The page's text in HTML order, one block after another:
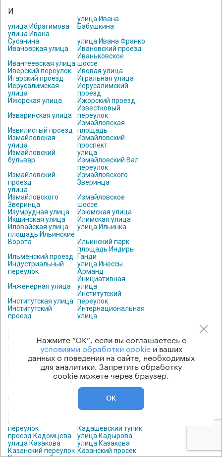
И
улица Ибрагимова
улица Ивана
Бабушкина
улица Ивана
Сусанина
улица Ивана Франко
Ивановская улица
Ивановский проезд
Ивантеевская улица
Иваньковское
шоссе
Иверский переулок
Ивовая улица
Игарский проезд
Игральная улица
Иерусалимская
улица
Иерусалимский
проезд
Ижорская улица
Ижорский проезд
Изваринская улица
Известковый
переулок
Извилистый проезд
Измайловская
площадь
Измайловская
улица
Измайловский
проспект
Измайловский
бульвар
улица
Измайловский Вал
Измайловский
проезд
переулок
Измайловского
Зверинца
улица
Измайловского
Зверинца
Измайловское
шоссе
Изумрудная улица
Изюмская улица
Икшинская улица
Илимская улица
Иловайская улица
улица Ильинка
площадь Ильинские
Ворота
Ильинский парк
Ильменский проезд
площадь Индиры
Ганди
Индустриальный
переулок
улица Инессы
Арманд
Инженерная улица
Инициативная
улица
Институтская улица
Институтский
переулок
Институтский
проезд
Интернациональная
улица
Ипатьевский
переулок
Ирининский
переулок
улица Ирины
Левченко
Иркутская улица
Иртышский проезд
улица Исаковского
улица Искры
Истринская улица
Кабельный проезд
Кадашевская
Кадашевский
переулок
Кадашевский тупик
проезд Кадомцева
улица Кадырова
улица Казакова
улица Казакова
Казанский переулок Казанский просек
Нажмите “ОК”, если вы соглашаетесь с
условиями обработки cookieи ваших
данных о поведении на сайте, необходимых
для аналитики. Запретить обработку
cookie можете через браузер.
ОК